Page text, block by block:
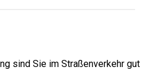
sind Sie im Straßenverkehr gut